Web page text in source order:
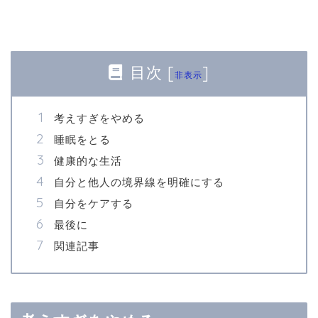
目次 [非表示]
考えすぎをやめる
睡眠をとる
健康的な生活
自分と他人の境界線を明確にする
自分をケアする
最後に
関連記事